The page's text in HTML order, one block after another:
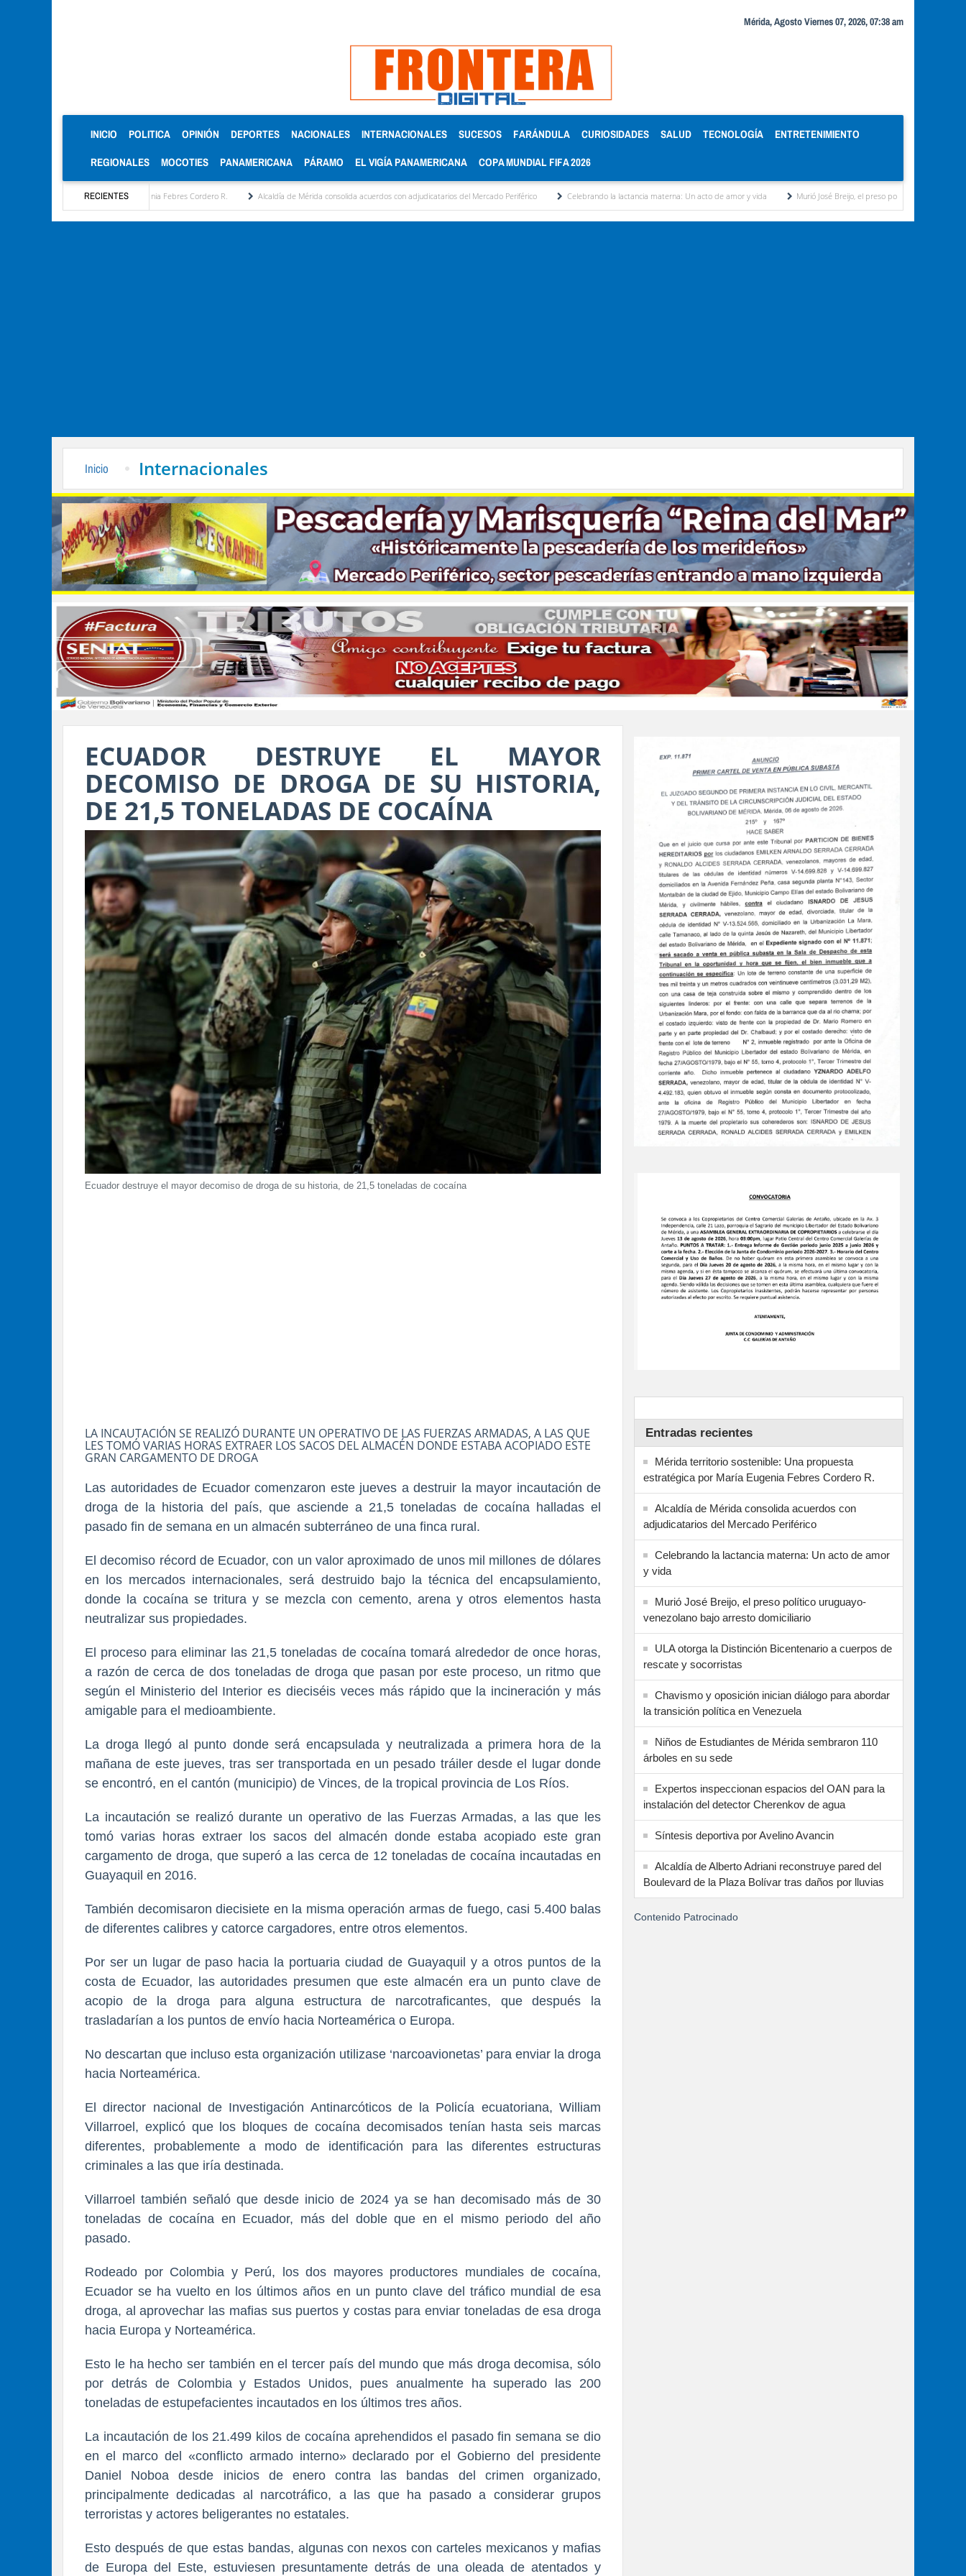
Mérida, Agosto Viernes 07, 2026, 07:38 am
INICIO (CURRENT)
POLITICA OPINIÓN DEPORTES NACIONALES INTERNACIONALES SUCESOS FARÁNDULA CURIOSIDADES SALUD TECNOLOGÍA ENTRETENIMIENTO
REGIONALES MOCOTIES PANAMERICANA PÁRAMO EL VIGÍA PANAMERICANA COPA MUNDIAL FIFA 2026
RECIENTES
por María Eugenia Febres Cordero R. Alcaldía de Mérida consolida acuerdos con adjudicatarios del Mercado Periférico Celebrando la lactancia materna: Un acto de amor y vida Murió José Breijo, el preso político uruguayo-venezolano bajo
Inicio Internacionales
ECUADOR DESTRUYE EL MAYOR
DECOMISO DE DROGA DE SU HISTORIA,
DE 21,5 TONELADAS DE COCAÍNA
Ecuador destruye el mayor decomiso de droga de su historia, de 21,5 toneladas de cocaína
LA INCAUTACIÓN SE REALIZÓ DURANTE UN OPERATIVO DE LAS FUERZAS ARMADAS, A LAS QUE
LES TOMÓ VARIAS HORAS EXTRAER LOS SACOS DEL ALMACÉN DONDE ESTABA ACOPIADO ESTE
GRAN CARGAMENTO DE DROGA
Las autoridades de Ecuador comenzaron este jueves a destruir la mayor incautación de
droga de la historia del país, que asciende a 21,5 toneladas de cocaína halladas el
pasado fin de semana en un almacén subterráneo de una finca rural.
El decomiso récord de Ecuador, con un valor aproximado de unos mil millones de dólares
en los mercados internacionales, será destruido bajo la técnica del encapsulamiento,
donde la cocaína se tritura y se mezcla con cemento, arena y otros elementos hasta
neutralizar sus propiedades.
El proceso para eliminar las 21,5 toneladas de cocaína tomará alrededor de once horas,
a razón de cerca de dos toneladas de droga que pasan por este proceso, un ritmo que
según el Ministerio del Interior es dieciséis veces más rápido que la incineración y más
amigable para el medioambiente.
La droga llegó al punto donde será encapsulada y neutralizada a primera hora de la
mañana de este jueves, tras ser transportada en un pesado tráiler desde el lugar donde
se encontró, en el cantón (municipio) de Vinces, de la tropical provincia de Los Ríos.
La incautación se realizó durante un operativo de las Fuerzas Armadas, a las que les
tomó varias horas extraer los sacos del almacén donde estaba acopiado este gran
cargamento de droga, que superó a las cerca de 12 toneladas de cocaína incautadas en
Guayaquil en 2016.
También decomisaron diecisiete en la misma operación armas de fuego, casi 5.400 balas
de diferentes calibres y catorce cargadores, entre otros elementos.
Por ser un lugar de paso hacia la portuaria ciudad de Guayaquil y a otros puntos de la
costa de Ecuador, las autoridades presumen que este almacén era un punto clave de
acopio de la droga para alguna estructura de narcotraficantes, que después la
trasladarían a los puntos de envío hacia Norteamérica o Europa.
No descartan que incluso esta organización utilizase ‘narcoavionetas’ para enviar la droga
hacia Norteamérica.
El director nacional de Investigación Antinarcóticos de la Policía ecuatoriana, William
Villarroel, explicó que los bloques de cocaína decomisados tenían hasta seis marcas
diferentes, probablemente a modo de identificación para las diferentes estructuras
criminales a las que iría destinada.
Villarroel también señaló que desde inicio de 2024 ya se han decomisado más de 30
toneladas de cocaína en Ecuador, más del doble que en el mismo periodo del año
pasado.
Rodeado por Colombia y Perú, los dos mayores productores mundiales de cocaína,
Ecuador se ha vuelto en los últimos años en un punto clave del tráfico mundial de esa
droga, al aprovechar las mafias sus puertos y costas para enviar toneladas de esa droga
hacia Europa y Norteamérica.
Esto le ha hecho ser también en el tercer país del mundo que más droga decomisa, sólo
por detrás de Colombia y Estados Unidos, pues anualmente ha superado las 200
toneladas de estupefacientes incautados en los últimos tres años.
La incautación de los 21.499 kilos de cocaína aprehendidos el pasado fin semana se dio
en el marco del «conflicto armado interno» declarado por el Gobierno del presidente
Daniel Noboa desde inicios de enero contra las bandas del crimen organizado,
principalmente dedicadas al narcotráfico, a las que ha pasado a considerar grupos
terroristas y actores beligerantes no estatales.
Esto después de que estas bandas, algunas con nexos con carteles mexicanos y mafias
de Europa del Este, estuviesen presuntamente detrás de una oleada de atentados y
Entradas recientes
Mérida territorio sostenible: Una propuesta
estratégica por María Eugenia Febres Cordero R.
Alcaldía de Mérida consolida acuerdos con
adjudicatarios del Mercado Periférico
Celebrando la lactancia materna: Un acto de amor
y vida
Murió José Breijo, el preso político uruguayo-
venezolano bajo arresto domiciliario
ULA otorga la Distinción Bicentenario a cuerpos de
rescate y socorristas
Chavismo y oposición inician diálogo para abordar
la transición política en Venezuela
Niños de Estudiantes de Mérida sembraron 110
árboles en su sede
Expertos inspeccionan espacios del OAN para la
instalación del detector Cherenkov de agua
Síntesis deportiva por Avelino Avancin
Alcaldía de Alberto Adriani reconstruye pared del
Boulevard de la Plaza Bolívar tras daños por lluvias
Contenido Patrocinado